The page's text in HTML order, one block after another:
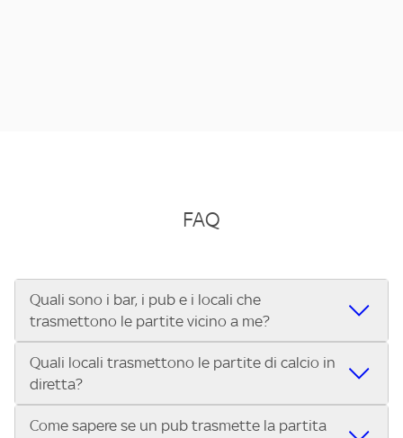
FAQ
Quali sono i bar, i pub e i locali che
trasmettono le partite vicino a me?
Se cerchi un bar, pub, ristorante o locale vicino a te per
vedere le partite di Serie A ENILIVE, la Serie C Sky Wifi, la
UEFA Champions League, la UEFA Europa League, la UEFA
Conference League, il Tennis, la Formula 1®, la MotoGP™ e
Quali locali trasmettono le partite di calcio in
diretta?
Vuoi sapere quali bar, pub o ristoranti mostrano le partite
Come sapere se un pub trasmette la partita